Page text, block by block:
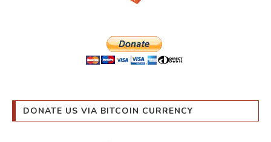
DONATE US VIA BITCOIN CURRENCY